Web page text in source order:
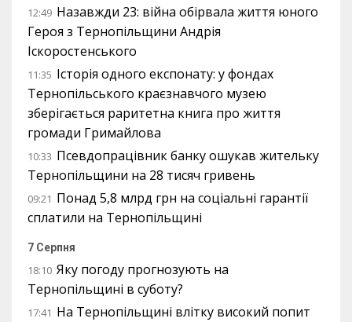
12:49 Назавжди 23: війна обірвала життя юного
Героя з Тернопільщини Андрія
Іскоростенського
11:35 Історія одного експонату: у фондах
Тернопільського краєзнавчого музею
зберігається раритетна книга про життя
громади Гримайлова
10:33 Псевдопрацівник банку ошукав жительку
Тернопільщини на 28 тисяч гривень
09:21 Понад 5,8 млрд грн на соціальні гарантії
сплатили на Тернопільщині
7 Серпня
18:10 Яку погоду прогнозують на
Тернопільщині в суботу?
17:41 На Тернопільщині влітку високий попит